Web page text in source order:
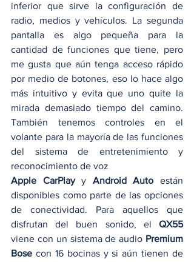
inferior que sirve la configuración de
radio, medios y vehículos. La segunda
pantalla es algo pequeña para la
cantidad de funciones que tiene, pero
me gusta que aún tenga acceso rápido
por medio de botones, eso lo hace algo
más intuitivo y evita que uno quite la
mirada demasiado tiempo del camino.
También tenemos controles en el
volante para la mayoría de las funciones
del sistema de entretenimiento y
reconocimiento de voz
Apple CarPlay y Android Auto están
disponibles como parte de las opciones
de conectividad. Para aquellos que
disfrutan del buen sonido, el QX55
viene con un sistema de audio Premium
Bose con 16 bocinas y si aún tienen de